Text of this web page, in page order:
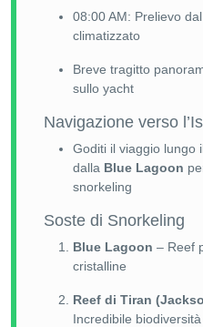
08:00 AM: Prelievo
climatizzato
Breve tragitto
sullo yacht
Navigazione verso
Goditi il viaggio lungo
dalla Blue Lagoon
snorkeling
Soste di Snorkeling
Blue Lagoon – Reef
cristalline
Reef di Tiran
Incredibile